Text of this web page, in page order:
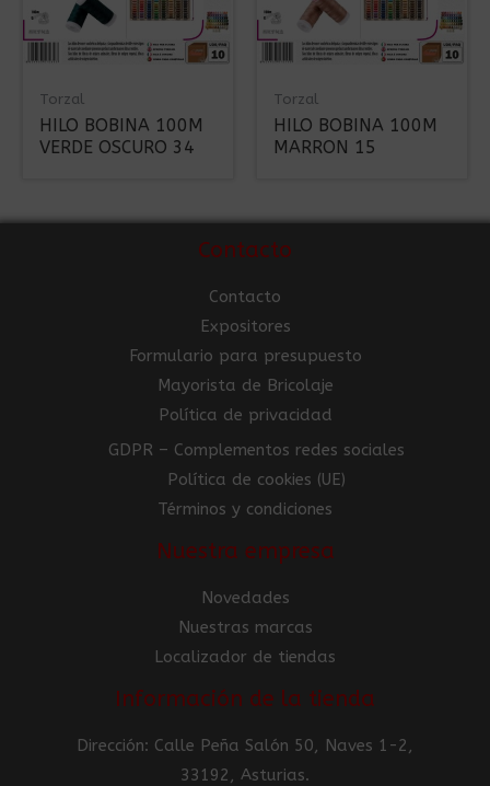
Torzal
HILO BOBINA 100M
VERDE OSCURO 34
Torzal
HILO BOBINA 100M
MARRON 15
Contacto
Contacto
Expositores
Formulario para presupuesto
Mayorista de Bricolaje
Política de privacidad
GDPR – Complementos redes sociales
Política de cookies (UE)
Términos y condiciones
Nuestra empresa
Novedades
Nuestras marcas
Localizador de tiendas
Información de la tienda
Dirección: Calle Peña Salón 50, Naves 1-2,
33192, Asturias.